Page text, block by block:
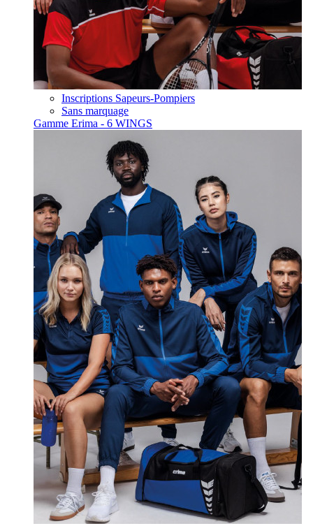
Inscriptions Sapeurs-Pompiers
Sans marquage
Gamme Erima - 6 WINGS